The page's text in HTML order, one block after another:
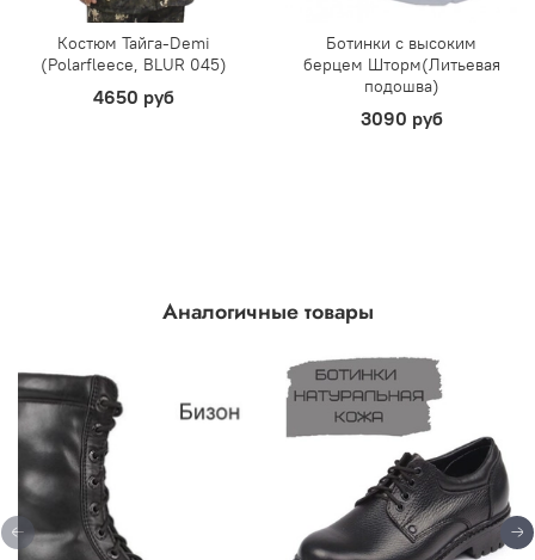
Костюм Тайга-Demi
(Polarfleece, BLUR 045)
4650 руб
Ботинки с высоким
берцем Шторм(Литьевая
подошва)
3090 руб
Аналогичные товары